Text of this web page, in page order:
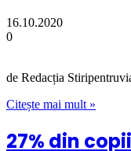
16.10.2020
0
de Redacția
Citește mai mult »
27% din